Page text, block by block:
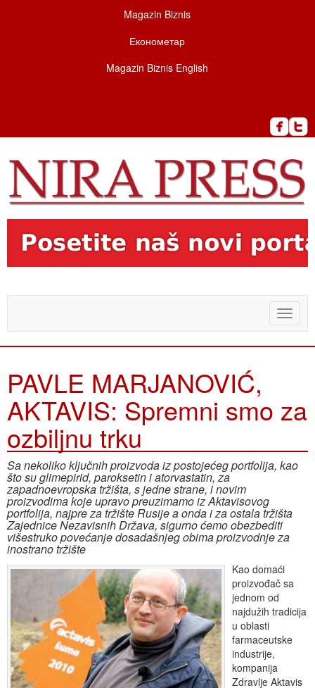
Magazin Biznis
Економетар
Magazin Biznis English
Toggle
PAVLE MARJANOVIĆ,
AKTAVIS: Spremni smo za
ozbiljnu trku
Sa nekoliko ključnih proizvoda iz postojećeg portfolija, kao
što su glimepirid, paroksetin i atorvastatin, za
zapadnoevropska tržišta, s jedne strane, i novim
proizvodima koje upravo preuzimamo iz Aktavisovog
portfolija, najpre za tržište Rusije a onda i za ostala tržišta
Zajednice Nezavisnih Država, sigurno ćemo obezbediti
višestruko povećanje dosadašnjeg obima proizvodnje za
inostrano tržište
Kao domaći
proizvođač sa
jednom od
najdužih tradicija
u oblasti
farmaceutske
industrije,
kompanija
Zdravlje Aktavis